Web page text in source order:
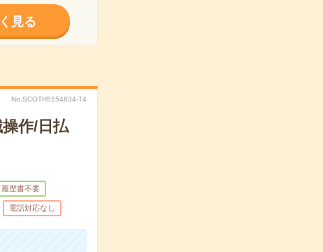
見る
No.SCOTH5154834-T4
作/日払
履歴書不要
電話対応なし